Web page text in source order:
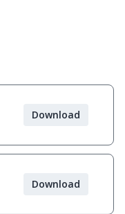
Download
Download